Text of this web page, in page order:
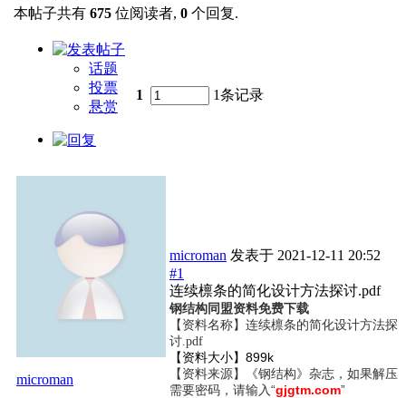
本帖子共有 675 位阅读者, 0 个回复.
话题
投票
悬赏
1 1条记录
microman
microman 发表于 2021-12-11 20:52
#1
连续檩条的简化设计方法探讨.pdf
钢结构同盟资料免费下载
【资料名称】 连续檩条的简化设计方法探
讨.pdf
【资料大小】899k
【资料来源】《钢结构》杂志，如果解压
需要密码，请输入“gjgtm.com”